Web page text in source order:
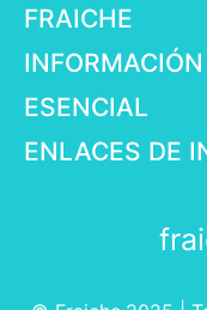
FRAICHE
ESENCIAL
ENLACES DE